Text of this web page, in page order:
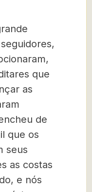
que
as
de
que os
seus
as costas
e nós